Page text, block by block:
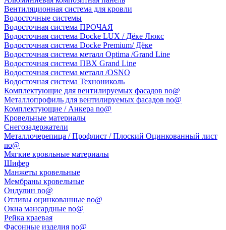
Вентиляционная система для кровли
Водосточные системы
Водосточная система ПРОЧАЯ
Водосточная система Docke LUX / Дёке Люкс
Водосточная система Docke Premium/ Дёке
Водосточная система металл Optima /Grand Line
Водосточная система ПВХ Grand Line
Водосточная система металл /OSNO
Водосточная система Технониколь
Комплектующие для вентилируемых фасадов no@
Металлопрофиль для вентилируемых фасадов no@
Комплектующие / Анкера no@
Кровельные материалы
Снегозадержатели
Металлочерепица / Профлист / Плоский Оцинкованный лист
no@
Мягкие кровльные материалы
Шифер
Манжеты кровельные
Мембраны кровельные
Ондулин no@
Отливы оцинкованные no@
Окна мансардные no@
Рейка краевая
Фасонные изделия no@